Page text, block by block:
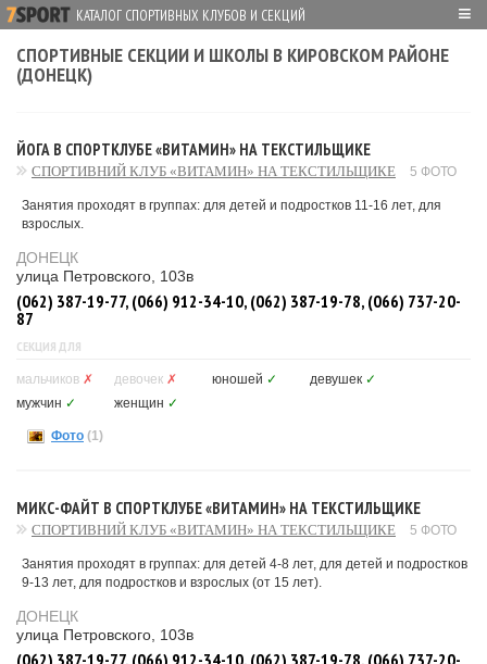
КАТАЛОГ СПОРТИВНЫХ КЛУБОВ И СЕКЦИЙ ≡
СПОРТИВНЫЕ СЕКЦИИ И ШКОЛЫ В КИРОВСКОМ РАЙОНЕ
(ДОНЕЦК)
ЙОГА В СПОРТКЛУБЕ «ВИТАМИН» НА ТЕКСТИЛЬЩИКЕ
СПОРТИВНИЙ КЛУБ «ВИТАМИН» НА ТЕКСТИЛЬЩИКЕ 5 ФОТО
Занятия проходят в группах: для детей и подростков 11-16 лет, для
взрослых.
ДОНЕЦК
улица Петровского, 103в
(062) 387-19-77, (066) 912-34-10, (062) 387-19-78, (066) 737-20-
87
СЕКЦИЯ ДЛЯ
мальчиков ✗ девочек ✗ юношей ✓ девушек ✓
мужчин ✓ женщин ✓
Фото (1)
МИКС-ФАЙТ В СПОРТКЛУБЕ «ВИТАМИН» НА ТЕКСТИЛЬЩИКЕ
СПОРТИВНИЙ КЛУБ «ВИТАМИН» НА ТЕКСТИЛЬЩИКЕ 5 ФОТО
Занятия проходят в группах: для детей 4-8 лет, для детей и подростков
9-13 лет, для подростков и взрослых (от 15 лет).
ДОНЕЦК
улица Петровского, 103в
(062) 387-19-77, (066) 912-34-10, (062) 387-19-78, (066) 737-20-